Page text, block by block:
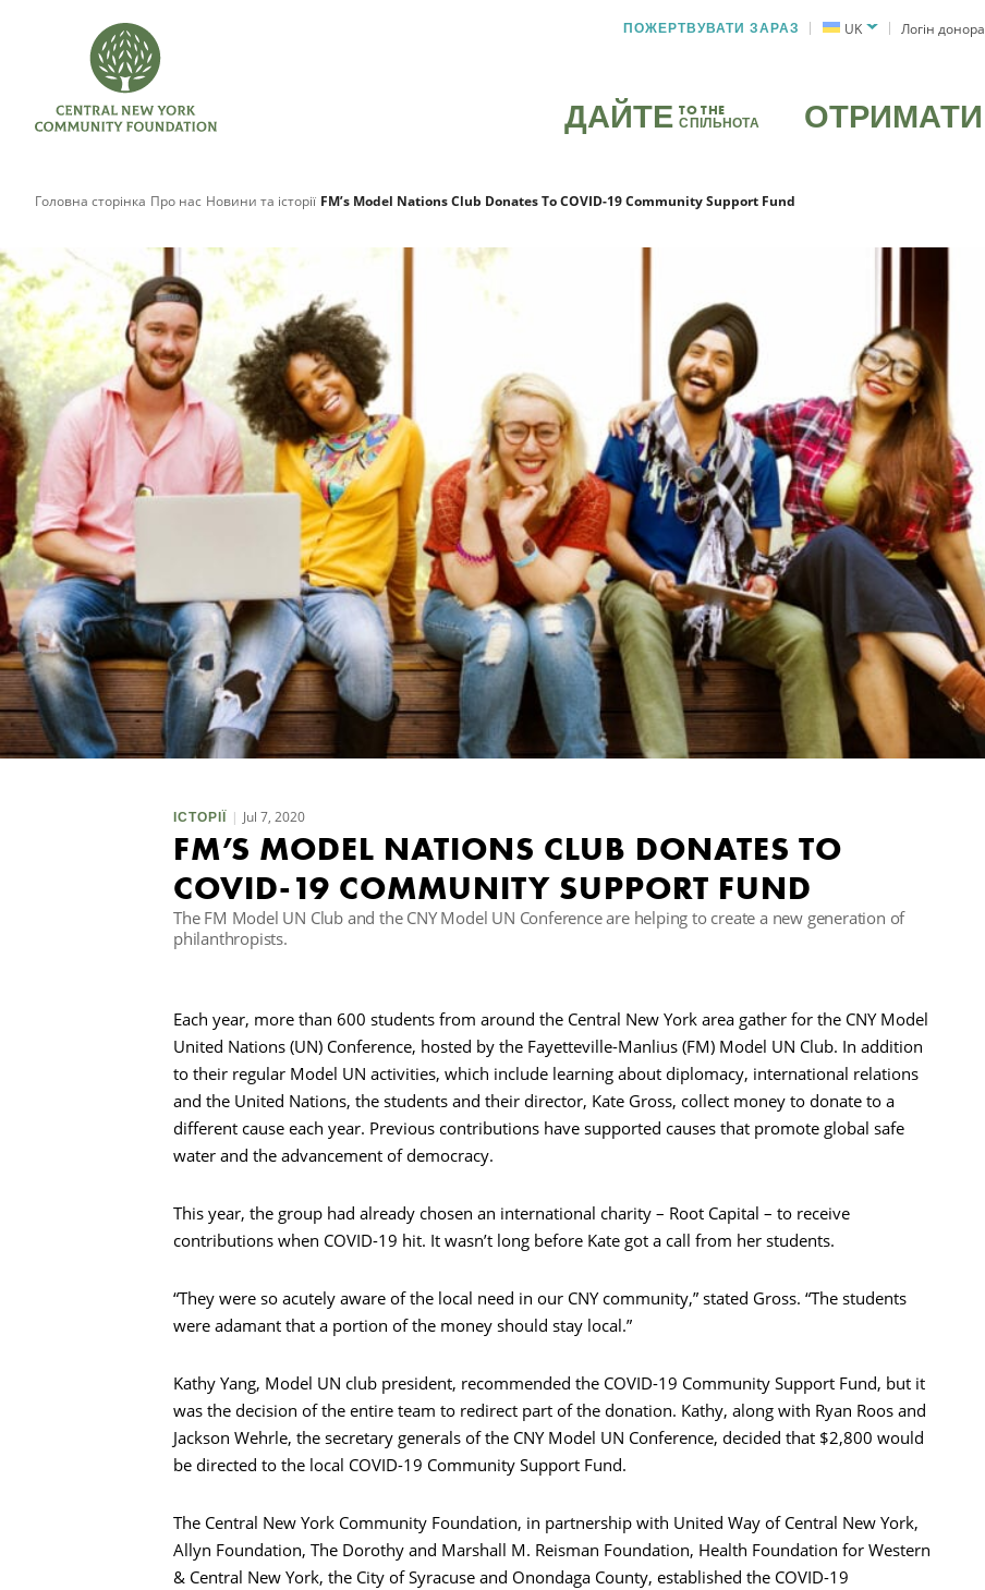
ПОЖЕРТВУВАТИ ЗАРАЗ UK Логін донора
ДАЙТЕ TO THE
СПІЛЬНОТА ОТРИМАТИ
Головна сторінка Про нас Новини та історії FM’s Model Nations Club Donates To COVID-19 Community Support Fund
ІСТОРІЇ Jul 7, 2020
FM’S MODEL NATIONS CLUB DONATES TO
COVID-19 COMMUNITY SUPPORT FUND
The FM Model UN Club and the CNY Model UN Conference are helping to create a new generation of
philanthropists.
Each year, more than 600 students from around the Central New York area gather for the CNY Model
United Nations (UN) Conference, hosted by the Fayetteville-Manlius (FM) Model UN Club. In addition
to their regular Model UN activities, which include learning about diplomacy, international relations
and the United Nations, the students and their director, Kate Gross, collect money to donate to a
different cause each year. Previous contributions have supported causes that promote global safe
water and the advancement of democracy.
This year, the group had already chosen an international charity – Root Capital – to receive
contributions when COVID-19 hit. It wasn’t long before Kate got a call from her students.
“They were so acutely aware of the local need in our CNY community,” stated Gross. “The students
were adamant that a portion of the money should stay local.”
Kathy Yang, Model UN club president, recommended the COVID-19 Community Support Fund, but it
was the decision of the entire team to redirect part of the donation. Kathy, along with Ryan Roos and
Jackson Wehrle, the secretary generals of the CNY Model UN Conference, decided that $2,800 would
be directed to the local COVID-19 Community Support Fund.
The Central New York Community Foundation, in partnership with United Way of Central New York,
Allyn Foundation, The Dorothy and Marshall M. Reisman Foundation, Health Foundation for Western
& Central New York, the City of Syracuse and Onondaga County, established the COVID-19